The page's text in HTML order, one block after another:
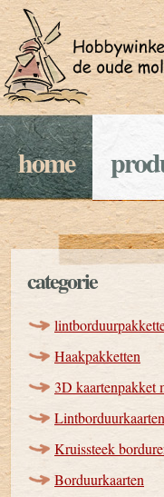
home
categorie
Haakpakketten
3D kaartenpakket
Lintborduurkaarten
Kruissteek
Borduurkaarten